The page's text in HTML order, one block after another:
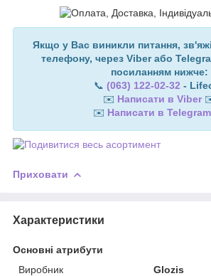
Якщо у Вас виникли питання,
телефону, через Viber або
посиланням нижче:
📞 (063) 122-02-32 -
✉️ Написати в Viber
✉️ Написати в Telegram
Приховати
Характеристики
Основні атрибути
Виробник
Glozis